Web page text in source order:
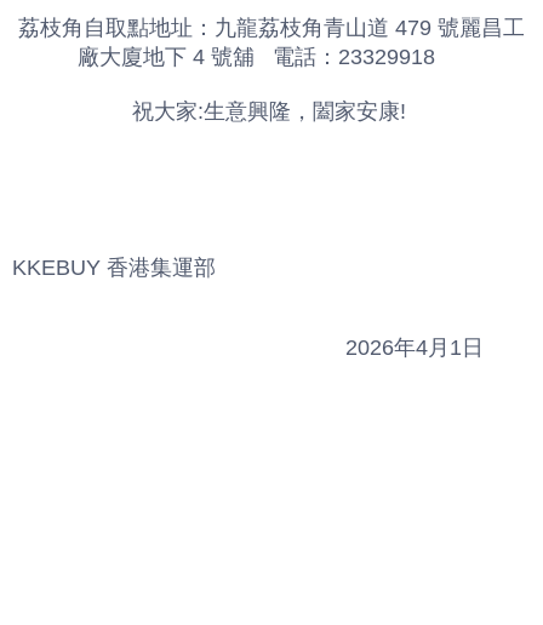
荔枝角自取點地址：九龍荔枝角青山道 479 號麗昌工
廠大廈地下 4 號舖   電話：23329918
祝大家:生意興隆，闔家安康!
KKEBUY 香港集運部
2026年4月1日